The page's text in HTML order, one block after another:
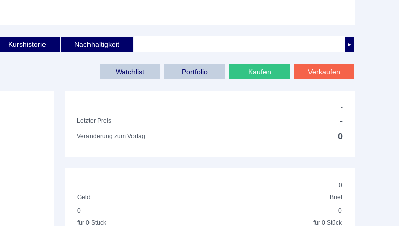
►
Kurshistorie Nachhaltigkeit
Watchlist Portfolio Kaufen Verkaufen
-
Letzter Preis
-
Veränderung zum Vortag 0
0
Geld
Brief
0
für 0 Stück
0
für 0 Stück